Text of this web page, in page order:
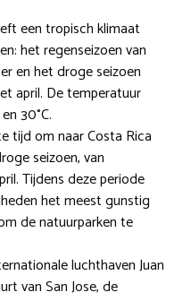
een tropisch klimaat
het regenseizoen van
en het droge seizoen
april. De temperatuur
30°C.
tijd om naar Costa Rica
seizoen, van
Tijdens deze periode
het meest gunstig
de natuurparken te
luchthaven Juan
van San Jose, de